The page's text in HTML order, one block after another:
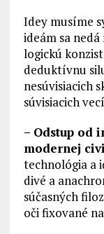
Idey musíme
ideám sa
logickú
deduktívnu
nesúvisiacich
súvisiacich
– Odstup od
modernej
technológia a
divé a
súčasných
oči fixované